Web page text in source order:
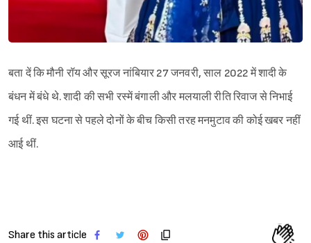
बता दें कि मौनी रॉय और सूरज नांबियार 27 जनवरी, साल 2022 में शादी के
बंधन में बंधे थे. शादी की सभी रस्में बंगाली और मलयाली रीति रिवाज से निभाई
गई थीं. इस घटना से पहले दोनों के बीच किसी तरह मनमुटाव की कोई खबर नहीं
आई थीं.
Share this article